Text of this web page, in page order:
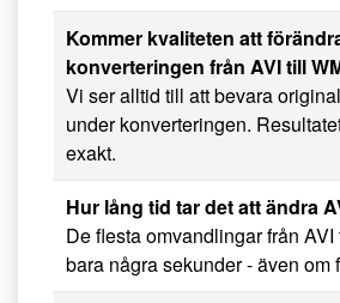
Kommer kvaliteten att
konverteringen från AVI till
Vi ser alltid till att bevara
under konverteringen.
exakt.
Hur lång tid tar det att ändra
De flesta omvandlingar från
bara några sekunder - även om